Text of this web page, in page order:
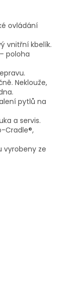
ovládání
vnitřní kbelík.
poloha
Neklouže,
pytlů na
a servis.
Cradle®,
vyrobeny ze